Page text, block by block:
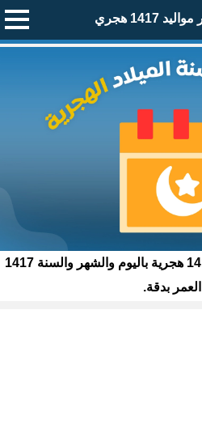
1417 هجري
معرفة كم عمر مواليد سنة 1417 هجرية باليوم والشهر والسنة 1417
بدقة.